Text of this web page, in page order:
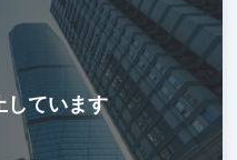
しています